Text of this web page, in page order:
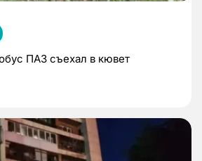
ПАЗ съехал в кювет